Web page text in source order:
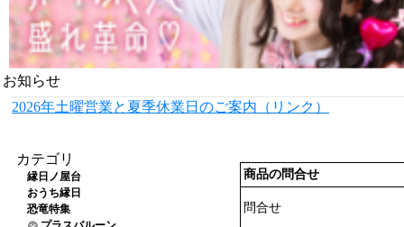
お知らせ
2026年土曜営業と夏季休業日のご案内（リンク）
カテゴリ
縁日ノ屋台
おうち縁日
恐竜特集
商品の問合せ
問合せ